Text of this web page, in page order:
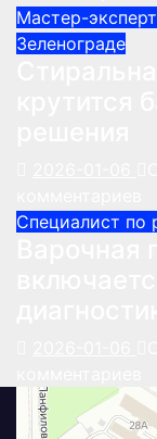
Мастер-
Зеленограде
Специалист по